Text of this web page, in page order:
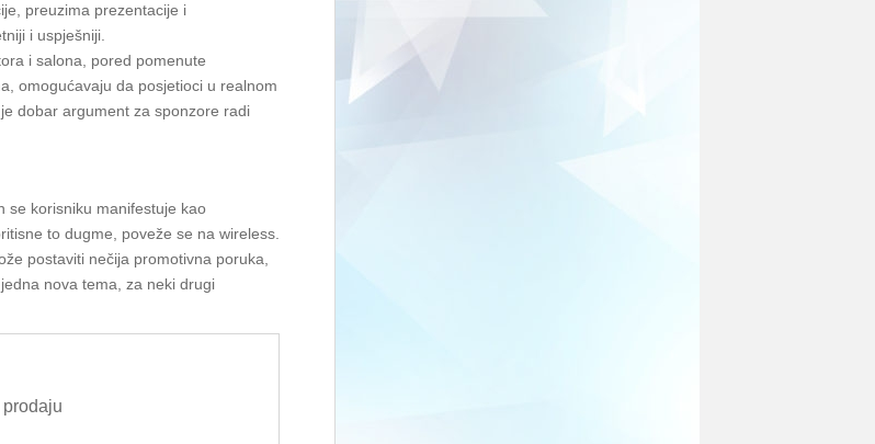
preuzima prezentacije i
i uspješniji.
i salona, pored pomenute
omogućavaju da posjetioci u realnom
dobar argument za sponzore radi
se korisniku manifestuje kao
to dugme, poveže se na wireless.
postaviti nečija promotivna poruka,
nova tema, za neki drugi